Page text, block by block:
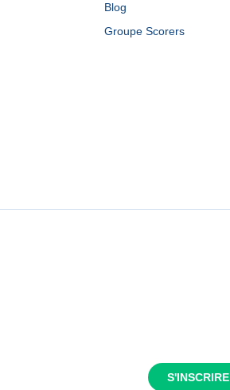
S'INSCRIRE
Blog
Groupe Scorers